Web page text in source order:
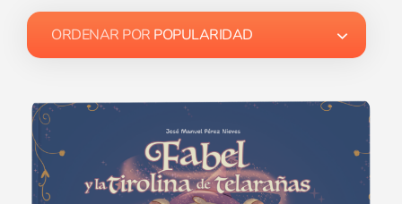
ORDENAR POR POPULARIDAD